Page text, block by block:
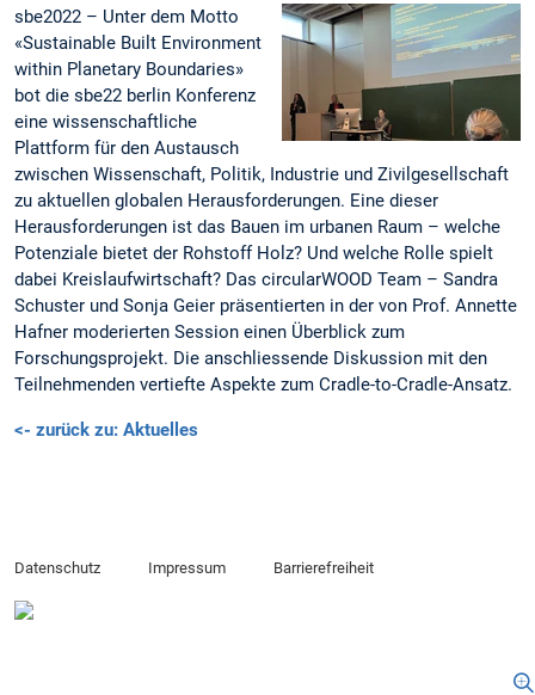
sbe2022 – Unter dem Motto
«Sustainable Built Environment
within Planetary Boundaries»
bot die sbe22 berlin Konferenz
eine wissenschaftliche
Plattform für den Austausch
zwischen Wissenschaft, Politik, Industrie und Zivilgesellschaft
zu aktuellen globalen Herausforderungen. Eine dieser
Herausforderungen ist das Bauen im urbanen Raum – welche
Potenziale bietet der Rohstoff Holz? Und welche Rolle spielt
dabei Kreislaufwirtschaft? Das circularWOOD Team – Sandra
Schuster und Sonja Geier präsentierten in der von Prof. Annette
Hafner moderierten Session einen Überblick zum
Forschungsprojekt. Die anschliessende Diskussion mit den
Teilnehmenden vertiefte Aspekte zum Cradle-to-Cradle-Ansatz.
<- zurück zu: Aktuelles
Datenschutz Impressum Barrierefreiheit